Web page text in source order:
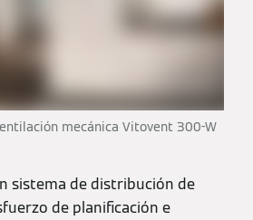
mecánica Vitovent 300-W
sistema de distribución de
de planificación e